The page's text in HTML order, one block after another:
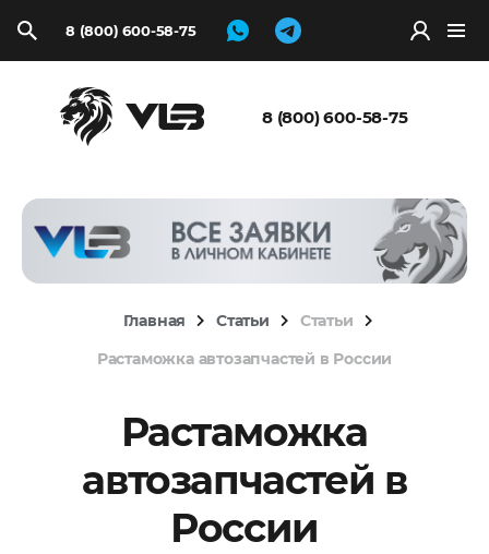
8 (800) 600-58-75
8 (800) 600-58-75
Главная Статьи
Статьи
Растаможка автозапчастей в России
Растаможка
автозапчастей в
России
Запросить
расчёт
Файл